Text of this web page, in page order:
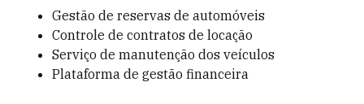
Gestão de reservas de automóveis
Controle de contratos de locação
Serviço de manutenção dos veículos
Plataforma de gestão financeira